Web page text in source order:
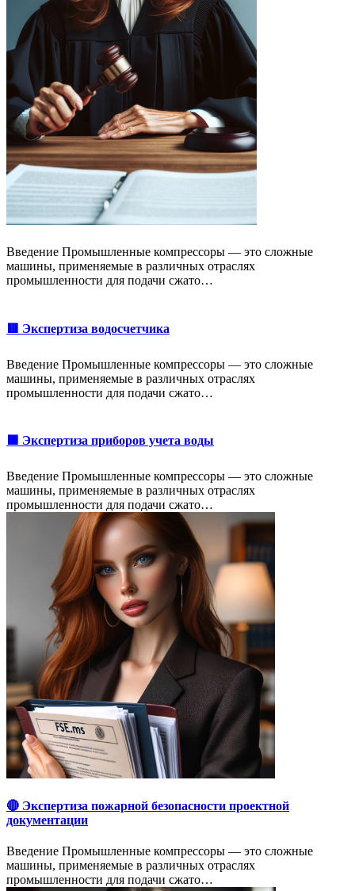
Введение Промышленные компрессоры — это сложные
машины, применяемые в различных отраслях
промышленности для подачи сжато…
🟥 Экспертиза водосчетчика
Введение Промышленные компрессоры — это сложные
машины, применяемые в различных отраслях
промышленности для подачи сжато…
🟩 Экспертиза приборов учета воды
Введение Промышленные компрессоры — это сложные
машины, применяемые в различных отраслях
промышленности для подачи сжато…
🔴 Экспертиза пожарной безопасности проектной
документации
Введение Промышленные компрессоры — это сложные
машины, применяемые в различных отраслях
промышленности для подачи сжато…